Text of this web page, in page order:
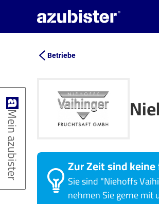
Betriebe
Zur Zeit sind
Sie sind "Niehoffs
nehmen Sie gerne mit
Mein azubister